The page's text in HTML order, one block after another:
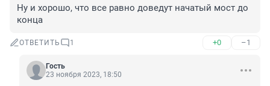
Ну и хорошо, что все равно доведут начатый мост до
конца
ОТВЕТИТЬ 1 +0 –1
Гость
23 ноября 2023, 18:50